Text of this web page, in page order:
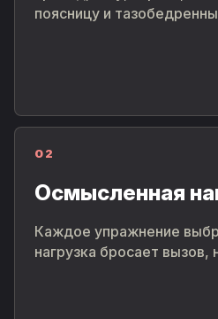
поясницу и
02
Осмысленная
Каждое упражнение
нагрузка бросает вызов,